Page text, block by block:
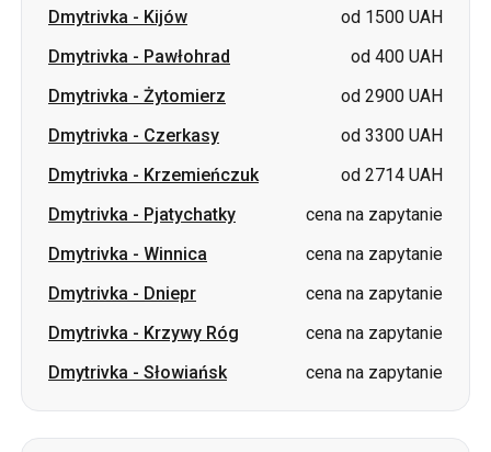
Dmytrivka - Kijów
od 1500 UAH
Dmytrivka - Pawłohrad
od 400 UAH
Dmytrivka - Żytomierz
od 2900 UAH
Dmytrivka - Czerkasy
od 3300 UAH
Dmytrivka - Krzemieńczuk
od 2714 UAH
Dmytrivka - Pjatychatky
cena na zapytanie
Dmytrivka - Winnica
cena na zapytanie
Dmytrivka - Dniepr
cena na zapytanie
Dmytrivka - Krzywy Róg
cena na zapytanie
Dmytrivka - Słowiańsk cena na zapytanie